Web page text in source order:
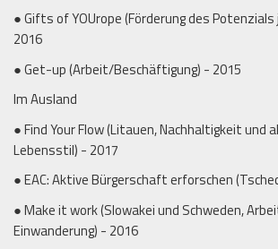
● Gifts of YOUrope (Förderung des
2016
● Get-up (Arbeit/Beschäftigung) - 2015
Im Ausland
● Find Your Flow (Litauen, Nachhaltigkeit und
Lebensstil) - 2017
● EAC: Aktive Bürgerschaft erforschen
● Make it work (Slowakei und Schweden,
Einwanderung) - 2016